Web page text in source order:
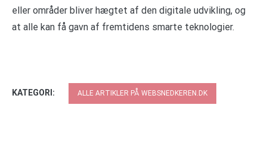
eller områder bliver hægtet af den digitale udvikling, og
at alle kan få gavn af fremtidens smarte teknologier.
KATEGORI: ALLE ARTIKLER PÅ WEBSNEDKEREN.DK